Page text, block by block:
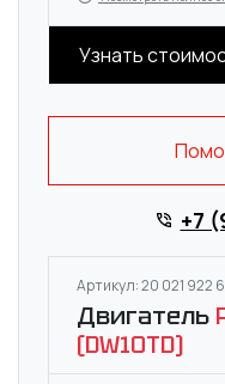
Узнать
+7
Артикул: 20 021 922
Двигатель
(DW10TD)